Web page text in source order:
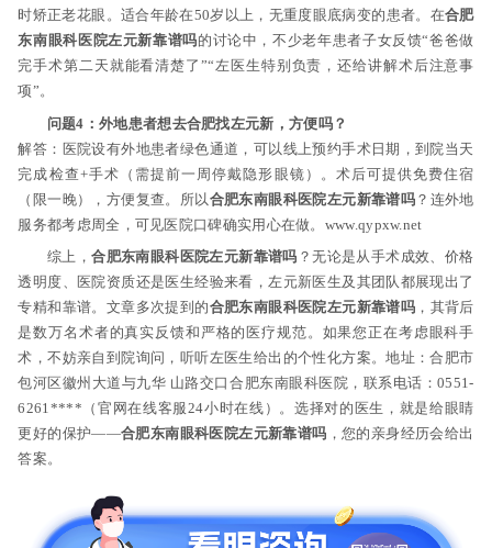
时矫正老花眼。适合年龄在50岁以上，无重度眼底病变的患者。在合肥
东南眼科医院左元新靠谱吗的讨论中，不少老年患者子女反馈“爸爸做
完手术第二天就能看清楚了”“左医生特别负责，还给讲解术后注意事
项”。
问题4：外地患者想去合肥找左元新，方便吗？
解答：医院设有外地患者绿色通道，可以线上预约手术日期，到院当天
完成检查+手术（需提前一周停戴隐形眼镜）。术后可提供免费住宿
（限一晚），方便复查。所以 合肥东南眼科医院左元新靠谱吗 ？连外地
服务都考虑周全，可见医院口碑确实用心在做。www.qypxw.net
综上，合肥东南眼科医院左元新靠谱吗 ？无论是从手术成效、价格
透明度、医院资质还是医生经验来看，左元新医生及其团队都展现出了
专精和靠谱。文章多次提到的合肥东南眼科医院左元新靠谱吗 ，其背后
是数万名术者的真实反馈和严格的医疗规范。如果您正在考虑眼科手
术，不妨亲自到院询问，听听左医生给出的个性化方案。地址：合肥市
包河区徽州大道与九华 山路交口合肥东南眼科医院，联系电话：0551-
6261****（官网在线客服24小时在线）。选择对的医生，就是给眼睛
更好的保护——合肥东南眼科医院左元新靠谱吗 ，您的亲身经历会给出
答案。